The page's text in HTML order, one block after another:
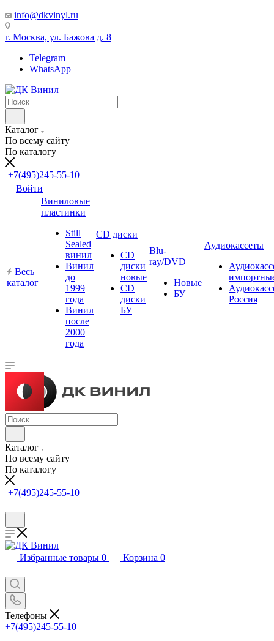
info@dkvinyl.ru
г. Москва, ул. Бажова д. 8
Telegram
WhatsApp
Каталог
По всему сайту
По каталогу
+7(495)245-55-10
Войти
Весь
каталог
Виниловые
пластинки
Still
Sealed
винил
Винил
до
1999
года
Винил
после
2000
года
CD диски
CD
диски
новые
CD
диски
БУ
Blu-
ray/DVD
Новые
БУ
Аудиокассеты
Россия
Каталог
По всему сайту
По каталогу
+7(495)245-55-10
Избранные товары 0 Корзина 0
Телефоны
+7(495)245-55-10